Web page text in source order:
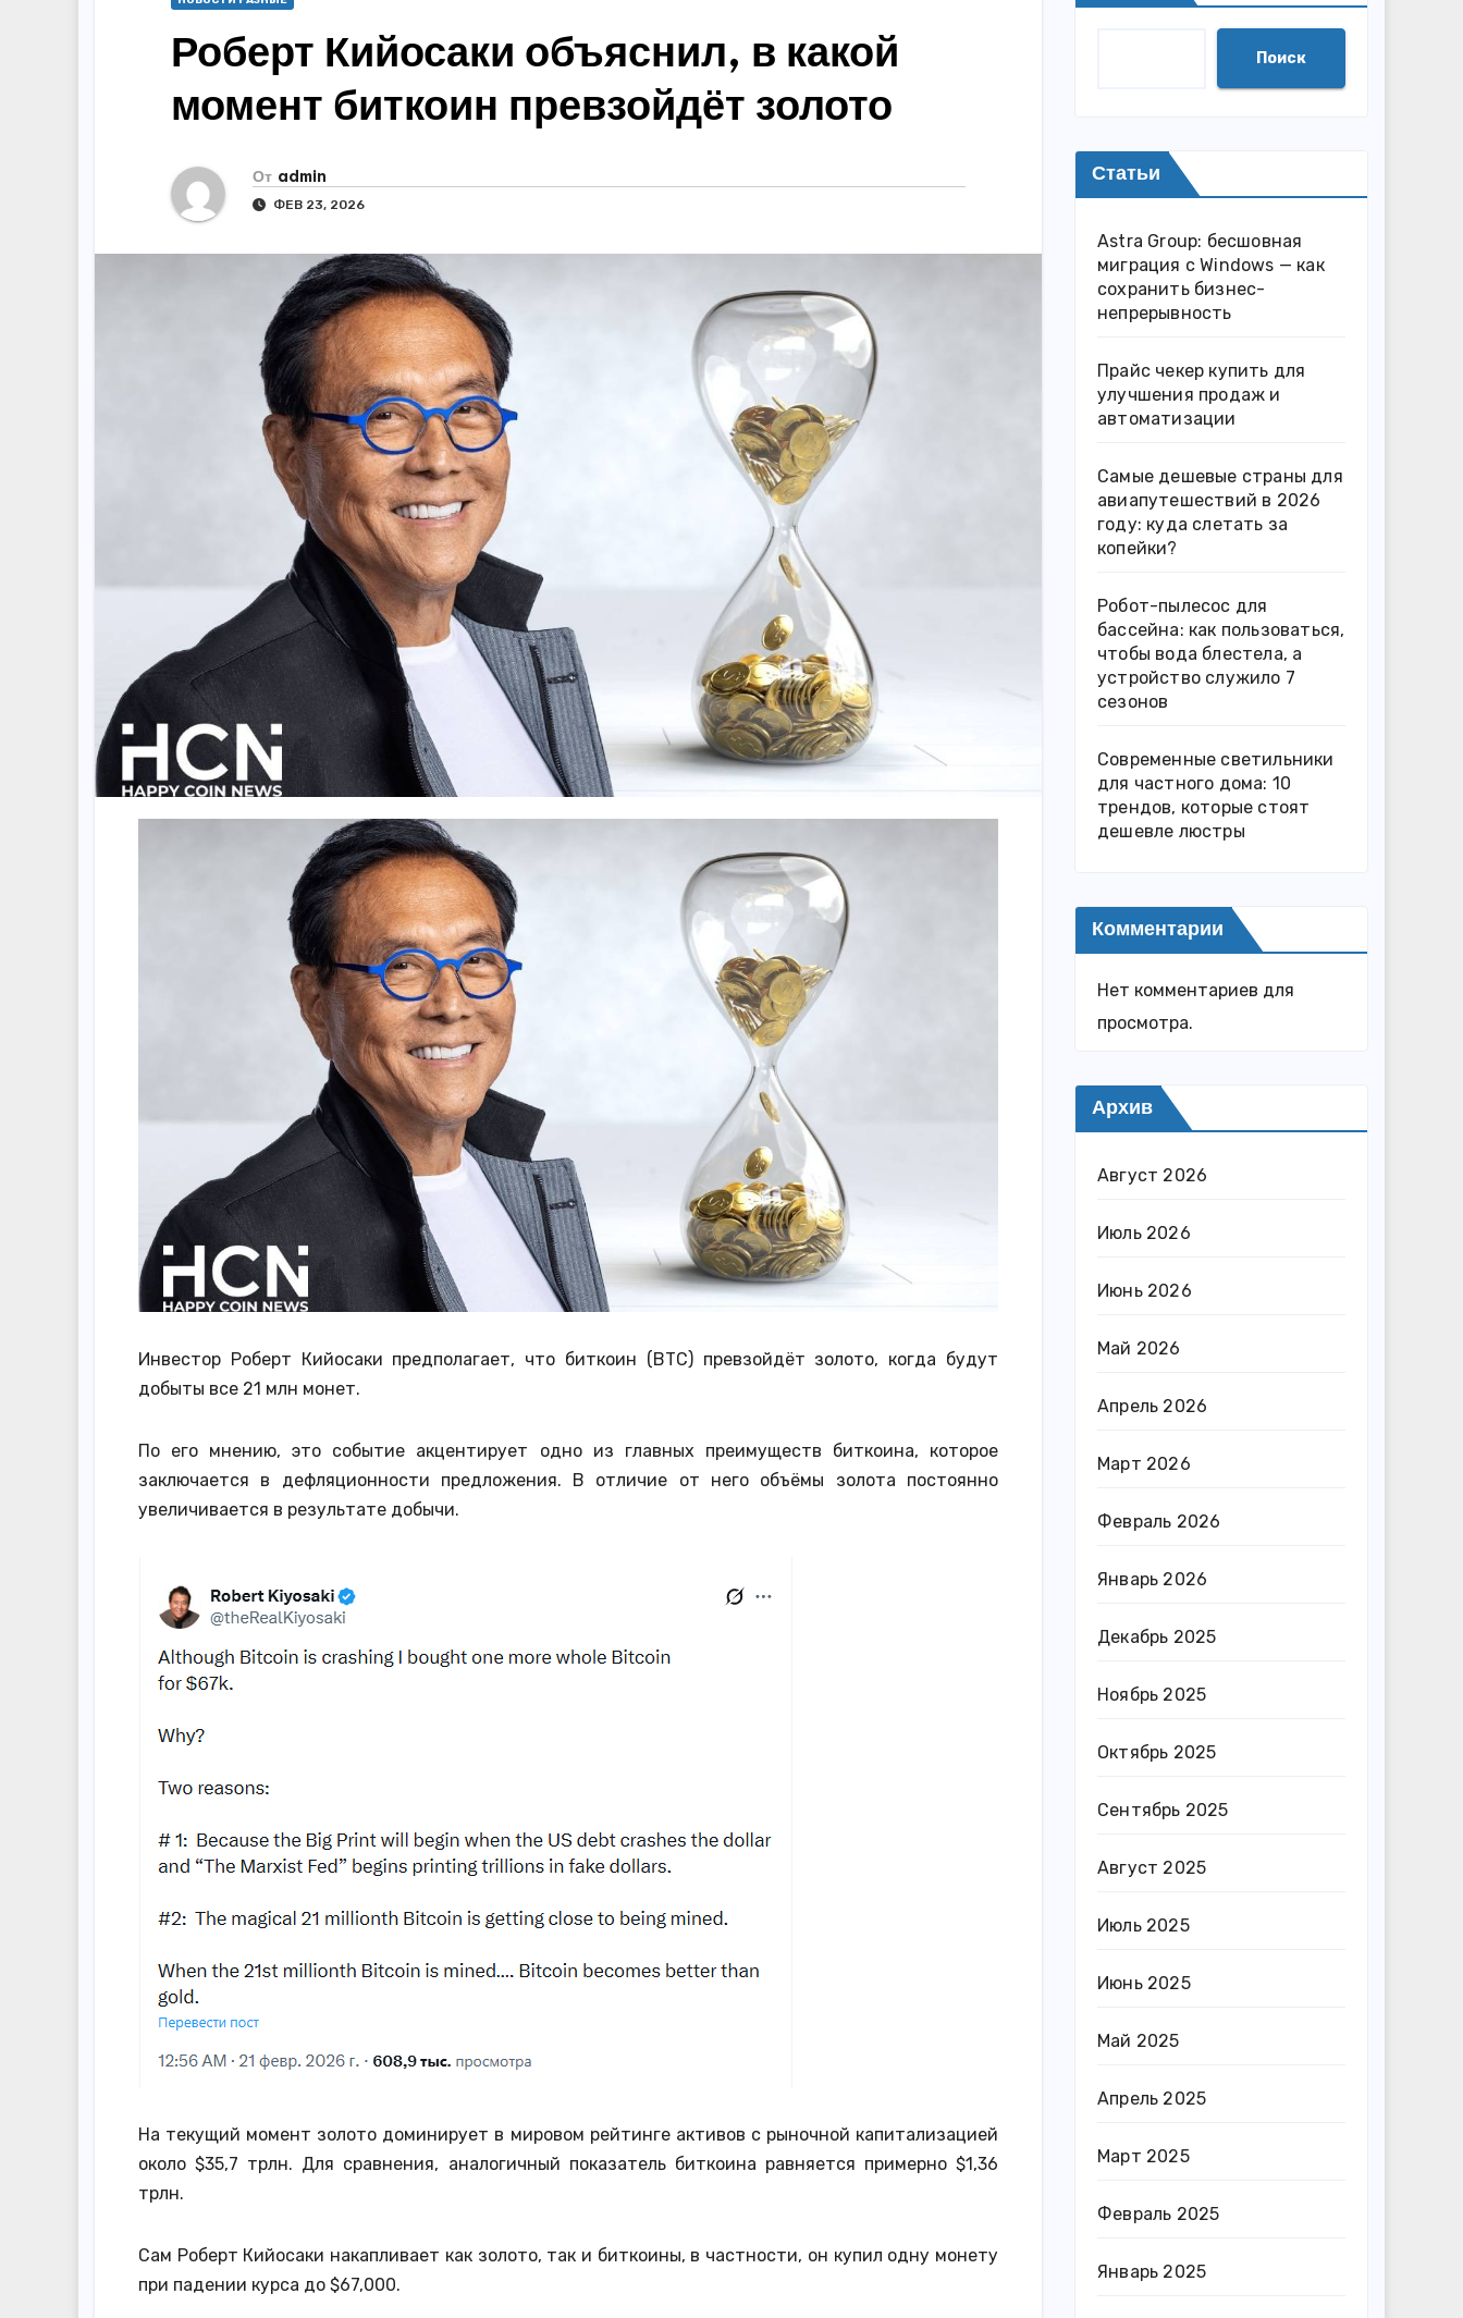
Роберт Кийосаки объяснил, в какой
момент биткоин превзойдёт золото
От admin
ФЕВ 23, 2026
Инвестор Роберт Кийосаки предполагает, что биткоин (BTC) превзойдёт золото, когда будут
добыты все 21 млн монет.
По его мнению, это событие акцентирует одно из главных преимуществ биткоина, которое
заключается в дефляционности предложения. В отличие от него объёмы золота постоянно
увеличивается в результате добычи.
На текущий момент золото доминирует в мировом рейтинге активов с рыночной капитализацией
около $35,7 трлн. Для сравнения, аналогичный показатель биткоина равняется примерно $1,36
трлн.
Сам Роберт Кийосаки накапливает как золото, так и биткоины, в частности, он купил одну монету
при падении курса до $67,000.
Поиск
Статьи
Astra Group: бесшовная
миграция с Windows — как
сохранить бизнес-
непрерывность
Прайс чекер купить для
улучшения продаж и
автоматизации
Самые дешевые страны для
авиапутешествий в 2026
году: куда слетать за
копейки?
Робот-пылесос для
бассейна: как пользоваться,
чтобы вода блестела, а
устройство служило 7
сезонов
Современные светильники
для частного дома: 10
трендов, которые стоят
дешевле люстры
Комментарии
Нет комментариев для
просмотра.
Архив
Август 2026
Июль 2026
Июнь 2026
Май 2026
Апрель 2026
Март 2026
Февраль 2026
Январь 2026
Декабрь 2025
Ноябрь 2025
Октябрь 2025
Сентябрь 2025
Август 2025
Июль 2025
Июнь 2025
Май 2025
Апрель 2025
Март 2025
Февраль 2025
Январь 2025